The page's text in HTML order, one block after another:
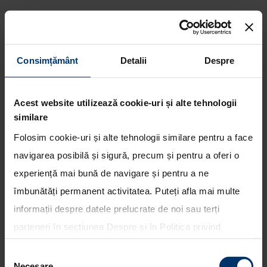
Consimțământ Detalii Despre
Acest website utilizează cookie-uri și alte tehnologii
similare
Folosim cookie-uri și alte tehnologii similare pentru a face
navigarea posibilă și sigură, precum și pentru a oferi o
experiență mai bună de navigare și pentru a ne
îmbunătăți permanent activitatea. Puteți afla mai multe
informații despre datele prelucrate de noi sau terți
parteneri în secțiunea Despre și în Politica privind
toate cookie-urile, una sau mai multe categorii sau să
Noul Santa Fe – inovatie si
rafinament